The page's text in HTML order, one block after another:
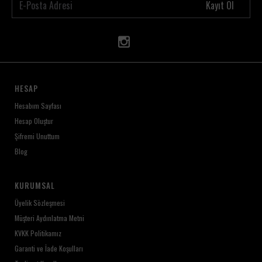
Kayıt Ol
HESAP
Hesabım Sayfası
Hesap Oluştur
Şifremi Unuttum
Blog
KURUMSAL
Üyelik Sözleşmesi
Müşteri Aydınlatma Metni
KVKK Politikamız
Garanti ve İade Koşulları